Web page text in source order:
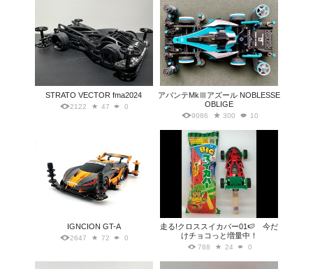
STRATO VECTOR fma2024
2122 47 0
アバンテMkⅢアズール NOBLESSE
OBLIGE
9086 300 10
IGNCION GT-A
2647 72 0
走る!クロススイカバー01🍉 今だ
けチョコっと増量中！
788 24 0